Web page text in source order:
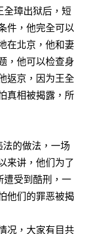
全璋出狱后，短
件，他完全可以
在北京，他和妻
，他可以检查身
返京，因为王全
真相被揭露，所
的做法，一场
来讲，他们为了
遭受到酷刑，一
他们的罪恶被揭
况，大家有目共